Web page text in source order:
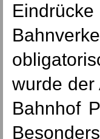
wurde der
Bahnhof